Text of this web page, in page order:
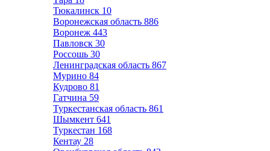
Тюкалинск 10
Воронежская область 886
Воронеж 443
Павловск 30
Россошь 30
Ленинградская область 867
Мурино 84
Кудрово 81
Гатчина 59
Туркестанская область 861
Шымкент 641
Туркестан 168
Кентау 28